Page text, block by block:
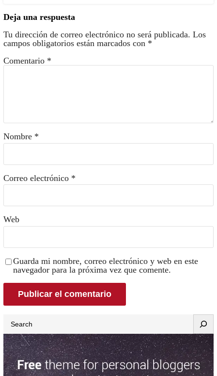
Deja una respuesta
Tu dirección de correo electrónico no será publicada. Los
campos obligatorios están marcados con *
Comentario *
Nombre *
Correo electrónico *
Web
Guarda mi nombre, correo electrónico y web en este
navegador para la próxima vez que comente.